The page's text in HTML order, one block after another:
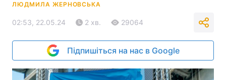
ЛЮДМИЛА ЖЕРНОВСЬКА
02:53, 22.05.24 2 хв. 29064
Підпишіться на нас в Google